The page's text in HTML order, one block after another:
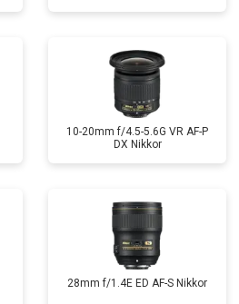
10-20mm f/4.5-5.6G VR AF-P
DX Nikkor
28mm f/1.4E ED AF-S Nikkor